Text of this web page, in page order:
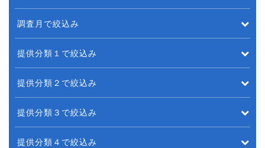
調査月で絞込み
提供分類１で絞込み
提供分類２で絞込み
提供分類３で絞込み
提供分類４で絞込み